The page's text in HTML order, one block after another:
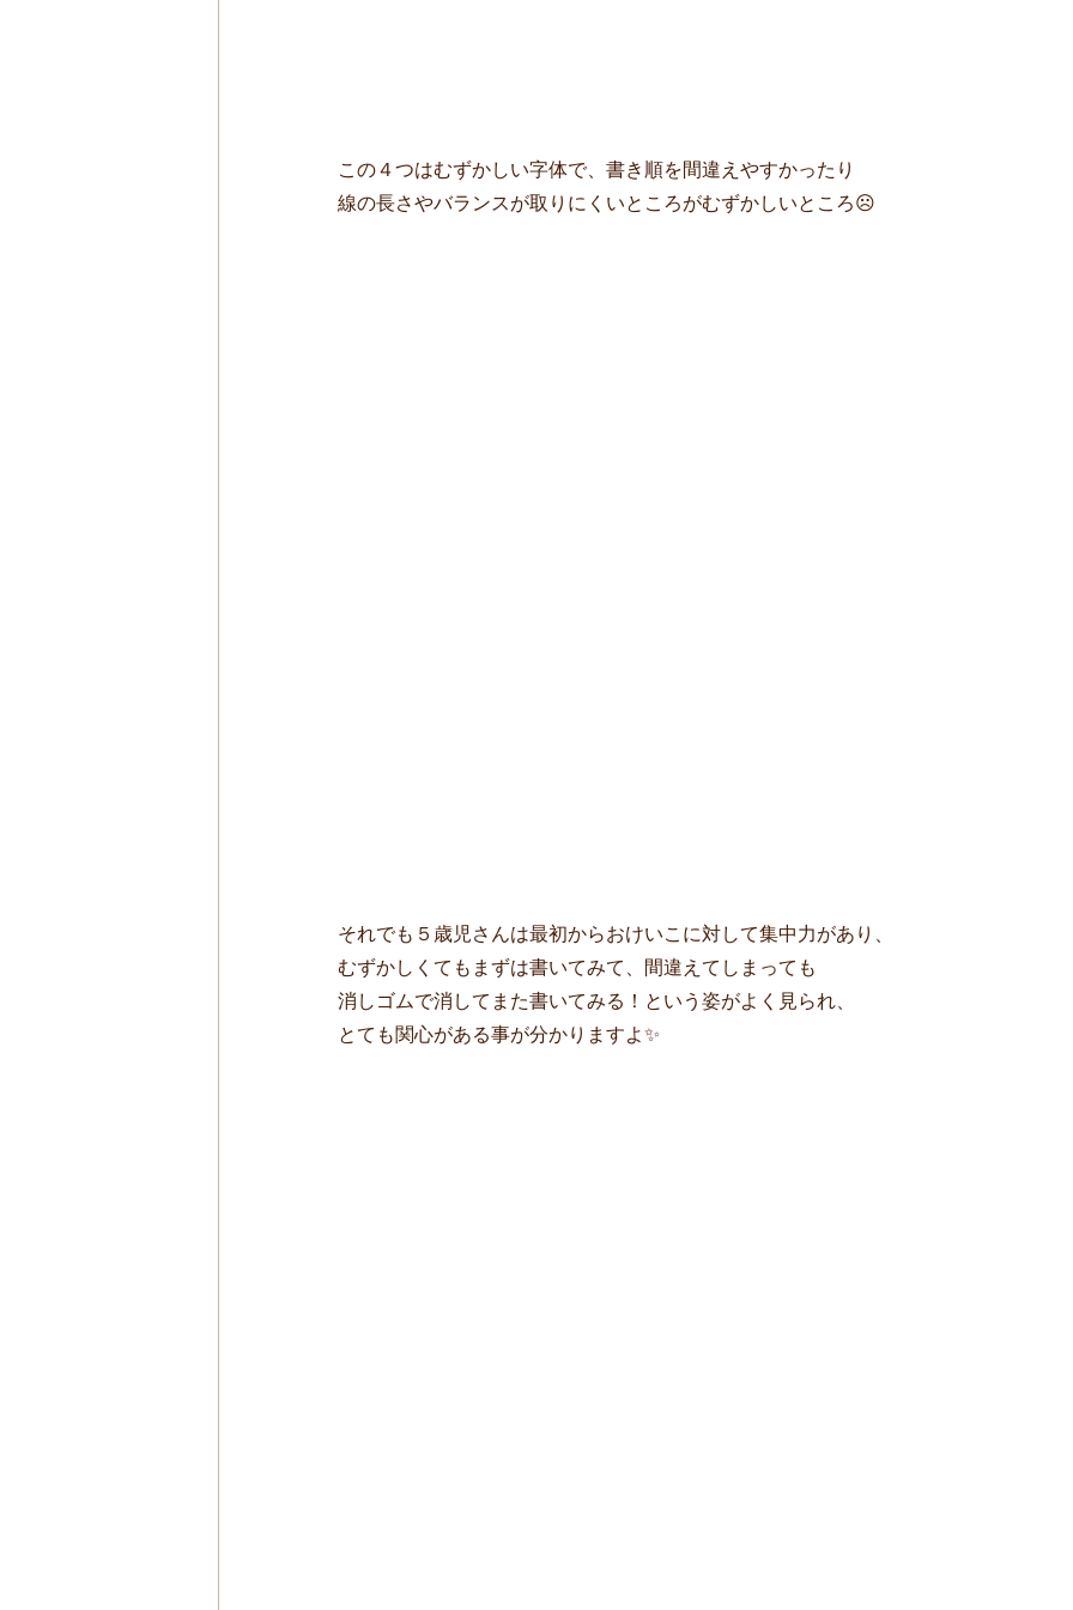
この４つはむずかしい字体で、書き順を間違えやすかったり
線の長さやバランスが取りにくいところがむずかしいところ☹
それでも５歳児さんは最初からおけいこに対して集中力があり、
むずかしくてもまずは書いてみて、間違えてしまっても
消しゴムで消してまた書いてみる！という姿がよく見られ、
とても関心がある事が分かりますよ✨